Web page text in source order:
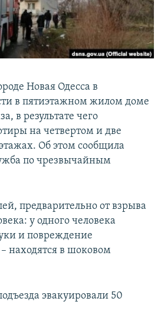
Новая Одесса в
в пятиэтажном жилом доме
в результате чего
на четвертом и две
Об этом сообщила
по чрезвычайным
предварительно от взрыва
у одного человека
и повреждение
находятся в шоковом
эвакуировали 50